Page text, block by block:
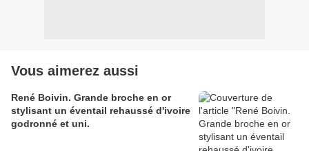
Vous aimerez aussi
René Boivin. Grande broche en or
stylisant un éventail rehaussé d'ivoire
godronné et uni.